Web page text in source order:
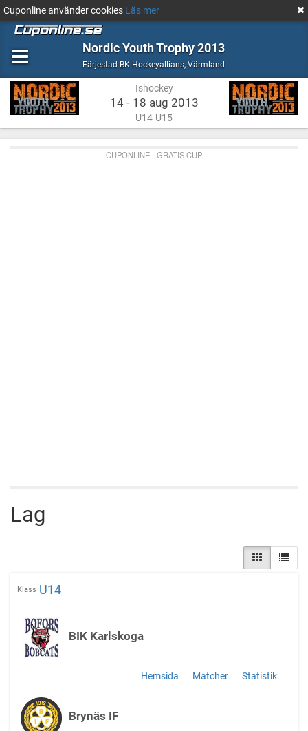
Cuponline använder cookies Läs mer
Nordic Youth Trophy 2013
Färjestad BK Hockeyallians,Ishockey
Värmland
Ishockey
14 - 18 aug 2013
U14-U15
CUPONLINE - GRATIS CUP
Lag
Klass U14
BIK Karlskoga
Hemsida Matcher Statistik
Brynäs IF